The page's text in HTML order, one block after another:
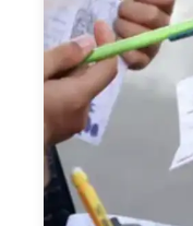
s
s
er